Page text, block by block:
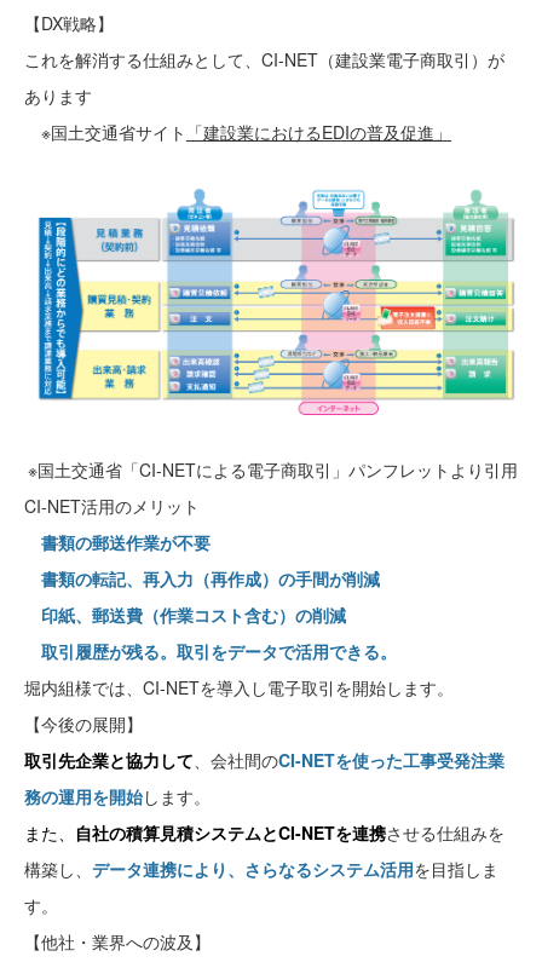
【DX戦略】
これを解消する仕組みとして、CI-NET（建設業電子商取引）が
あります
※国土交通省サイト 「建設業におけるEDIの普及促進」
※国土交通省「CI-NETによる電子商取引」パンフレットより引用
CI-NET活用のメリット
書類の郵送作業が不要
書類の転記、再入力（再作成）の手間が削減
印紙、郵送費（作業コスト含む）の削減
取引履歴が残る。取引をデータで活用できる。
堀内組様では、CI-NETを導入し電子取引を開始します。
【今後の展開】
取引先企業と協力して 、会社間のCI-NETを使った工事受発注業
務の運用を開始します。
また、 自社の積算見積システムとCI-NETを連携させる仕組みを
構築し、 データ連携により、さらなるシステム活用を目指しま
す。
【他社・業界への波及】